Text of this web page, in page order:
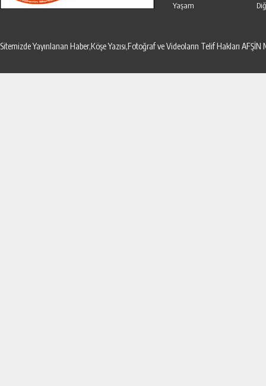
Yaşam
Sitemizde Yayınlanan Haber,Köşe Yazısı,Fotoğraf ve Videoların Telif Hakları